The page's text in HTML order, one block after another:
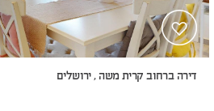
דירה ברחוב קרית משה , ירושלים